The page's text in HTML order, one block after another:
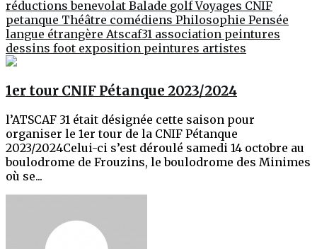
réductionsbenevolat Balade golfVoyages CNIF
petanque Théâtre comédiens Philosophie Pensée
langue étrangère Atscaf31 association peintures
dessins foot exposition peintures artistes
1er tour CNIF Pétanque 2023/2024
l’ATSCAF 31 était désignée cette saison pour
organiser le 1er tour de la CNIF Pétanque
2023/2024Celui-ci s’est déroulé samedi 14 octobre au
boulodrome de Frouzins, le boulodrome des Minimes
où se...